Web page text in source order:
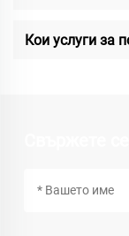
Кои услуги за